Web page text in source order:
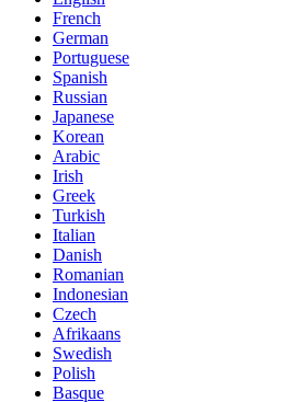
French
German
Portuguese
Spanish
Russian
Japanese
Korean
Arabic
Irish
Greek
Turkish
Italian
Danish
Romanian
Indonesian
Czech
Afrikaans
Swedish
Polish
Basque